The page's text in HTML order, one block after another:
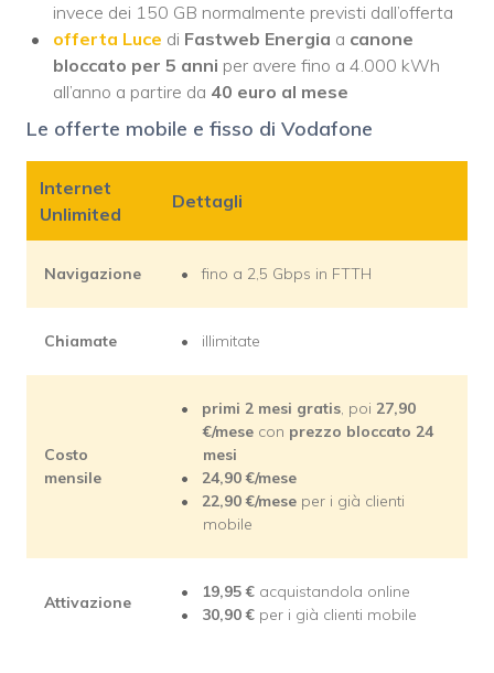
invece dei 150 GB normalmente previsti dall’offerta
offerta Luce di Fastweb Energia a canone
bloccato per 5 anni per avere fino a 4.000 kWh
all’anno a partire da 40 euro al mese
Le offerte mobile e fisso di Vodafone
Internet
Unlimited
Dettagli
Navigazione fino a 2,5 Gbps in FTTH
Chiamate illimitate
Costo
mensile
primi 2 mesi gratis, poi 27,90
€/mese con prezzo bloccato 24
mesi
24,90 €/mese
22,90 €/mese per i già clienti
mobile
Attivazione
19,95 € acquistandola online
30,90€ per i già clienti mobile